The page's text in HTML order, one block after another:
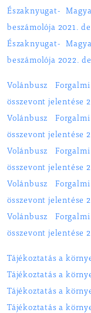
Északnyugat-
beszámolója 2021.
Északnyugat-
beszámolója 2022.
Volánbusz
összevont jelentése
Volánbusz
összevont jelentése
Volánbusz
összevont jelentése
Volánbusz
összevont jelentése
Volánbusz
összevont jelentése
Tájékoztatás a
Tájékoztatás a
Tájékoztatás a
Tájékoztatás a